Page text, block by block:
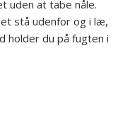
uden at tabe nåle.
stå udenfor og i læ,
holder du på fugten i